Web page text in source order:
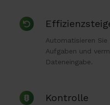
Automatisieren Sie
Aufgaben und
Dateneingabe.
Effizienzsteigerung
Kontrolle
Kontrolle